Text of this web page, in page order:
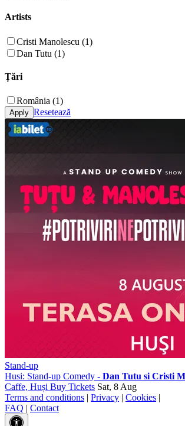
Artists
Cristi Manolescu (1)
Dan Tutu (1)
Țări
România (1)
Resetează
Stand-up
Husi: Stand-up Comedy - Dan Tutu si Cristi
Caffe, Huși Buy Tickets Sat, 8 Aug
Terms and conditions | Privacy | Cookies |
FAQ | Contact